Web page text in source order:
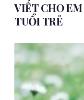
VIẾT CHO
TUỔI TRẺ